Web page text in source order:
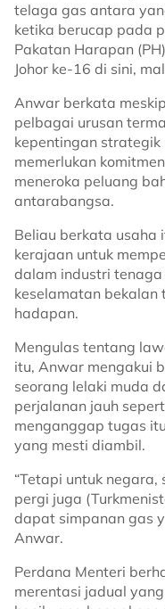
telaga gas antara
ketika berucap pada
Pakatan Harapan
Johor ke-16 di sini,
Anwar berkata
pelbagai urusan
kepentingan
memerlukan
meneroka peluang
antarabangsa.
Beliau berkata usaha
kerajaan untuk
dalam industri
keselamatan
hadapan.
Mengulas tentang
itu, Anwar mengakui
seorang lelaki muda
perjalanan jauh
menganggap tugas
yang mesti diambil.
“Tetapi untuk
pergi juga
dapat simpanan gas
Anwar.
Perdana Menteri
merentasi jadual